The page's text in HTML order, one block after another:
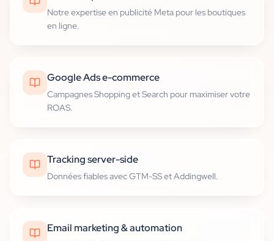
Notre expertise en publicité Meta pour les boutiques
en ligne.
Google Ads e-commerce
Campagnes Shopping et Search pour maximiser votre
ROAS.
Tracking server-side
Données fiables avec GTM-SS et Addingwell.
Email marketing & automation